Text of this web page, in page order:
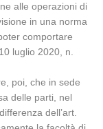
alle operazioni di
in una norma
comportare
luglio 2020, n.
poi, che in sede
delle parti, nel
dell’art.